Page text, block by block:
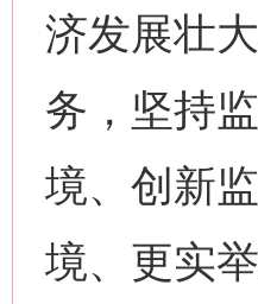
济发展壮
务，坚持
境、创新
境、更实